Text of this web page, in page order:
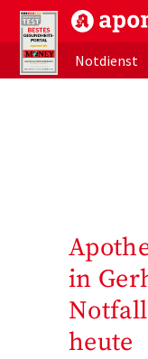
aponet.de -
Notdienst
in
heute